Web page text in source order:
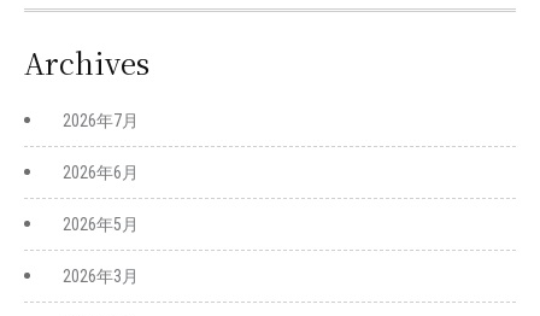
Archives
2026年7月
2026年6月
2026年5月
2026年3月